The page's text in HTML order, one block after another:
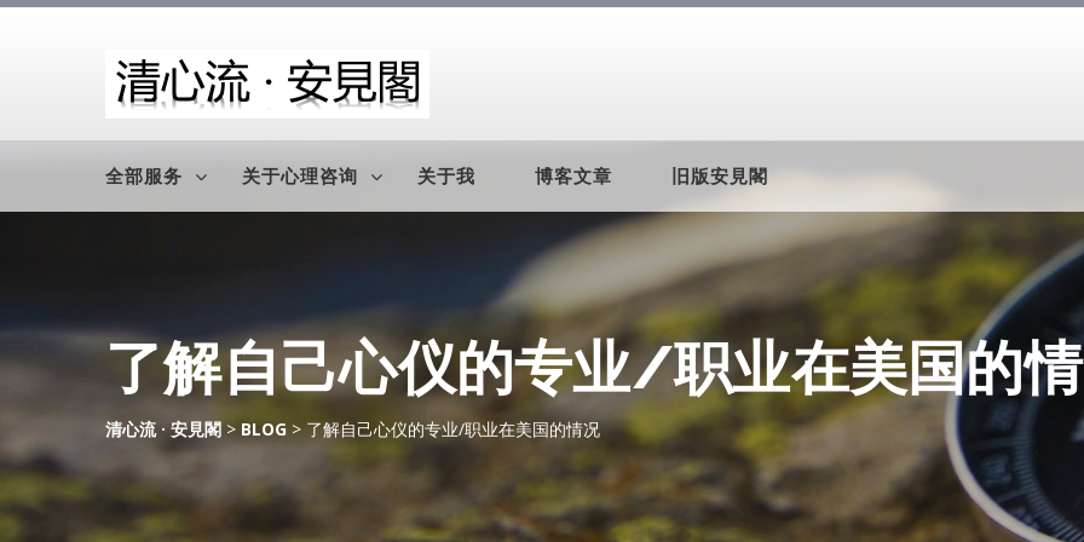
全部服务 关于心理咨询 关于我 博客文章 旧版安見閣
了解自己心仪的专业/职业在美国的
清心流 · 安見閣 > BLOG > 了解自己心仪的专业/职业在美国的情况